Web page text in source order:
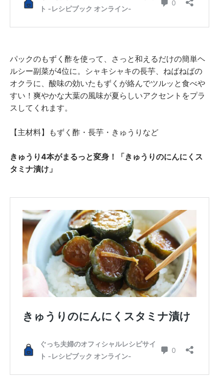
パックのもずく酢を使って、さっと和えるだけの簡単ヘ
ルシー副菜が4位に。シャキシャキの長芋、ねばねばの
オクラに、酸味の効いたもずくが絡んでツルッと食べや
すい！爽やかな大葉の風味が夏らしいアクセントをプラ
スしてくれます。
【主材料】もずく酢・長芋・きゅうりなど
きゅうり4本がまるっと変身！「きゅうりのにんにくス
タミナ漬け」